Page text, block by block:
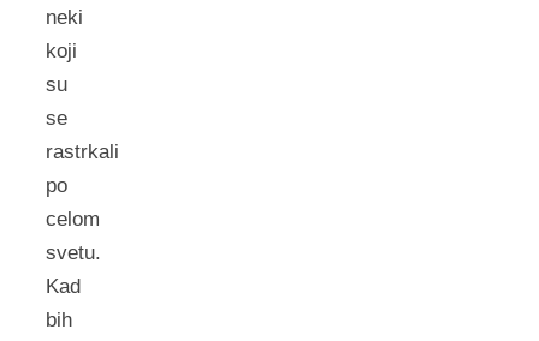
neki
koji
su
se
rastrkali
po
celom
svetu.
Kad
bih